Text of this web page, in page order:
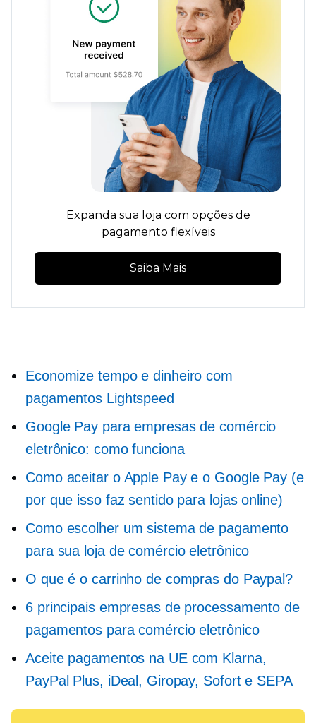
Expanda sua loja com opções de
pagamento flexíveis
Saiba Mais
Economize tempo e dinheiro com
pagamentos Lightspeed
Google Pay para empresas de comércio
eletrônico: como funciona
Como aceitar o Apple Pay e o Google Pay (e
por que isso faz sentido para lojas online)
Como escolher um sistema de pagamento
para sua loja de comércio eletrônico
O que é o carrinho de compras do Paypal?
6 principais empresas de processamento de
pagamentos para comércio eletrônico
Aceite pagamentos na UE com Klarna,
PayPal Plus, iDeal, Giropay, Sofort e SEPA